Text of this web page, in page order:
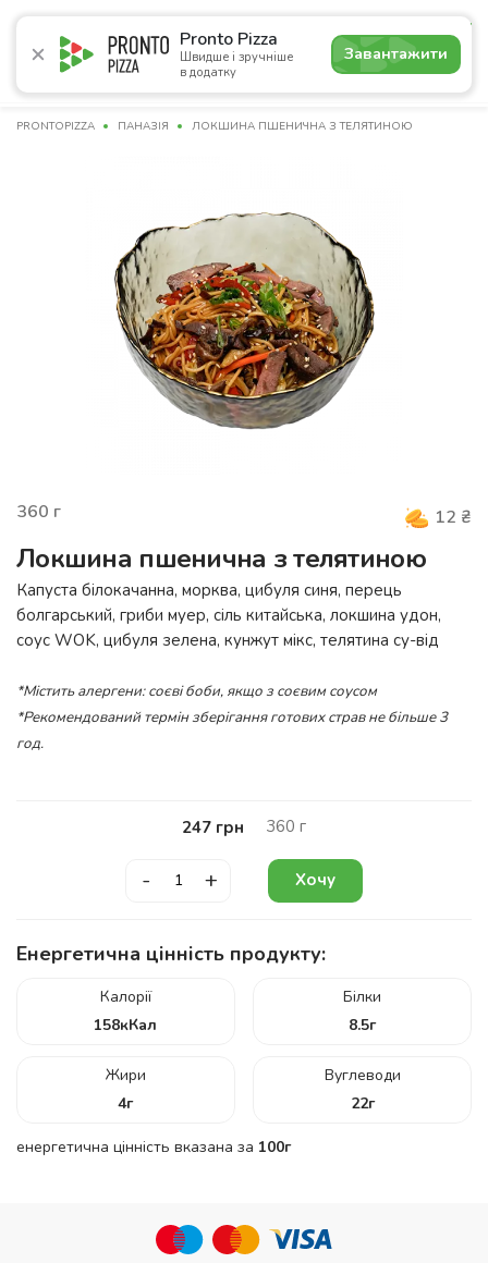
Pronto Pizza
Швидше і зручніше
в додатку
Завантажити
5.0
Акції Піца Суші Сети Бургери Комбо
PRONTOPIZZA ПАНАЗІЯ ЛОКШИНА ПШЕНИЧНА З ТЕЛЯТИНОЮ
360 г 12 ₴
Локшина пшенична з телятиною
Капуста білокачанна, морква, цибуля синя, перець
болгарський, гриби муер, сіль китайська, локшина удон,
соус WOK, цибуля зелена, кунжут мікс, телятина су-від
*Містить алергени: соєві боби, якщо з соєвим соусом
*Рекомендований термін зберігання готових страв не більше 3
год.
247 грн 360 г
- + Хочу
Енергетична цінність продукту:
Калорії
158кКал
Білки
8.5г
Жири
4г
Вуглеводи
22г
енергетична цінність вказана за 100г